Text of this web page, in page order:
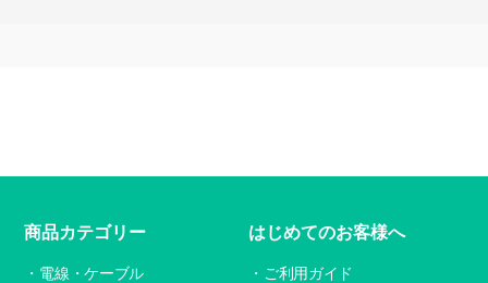
商品カテゴリー
電線・ケーブル
はじめてのお客様へ
ご利用ガイド